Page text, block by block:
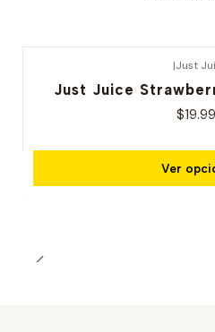
|Just
Just Juice
Ver